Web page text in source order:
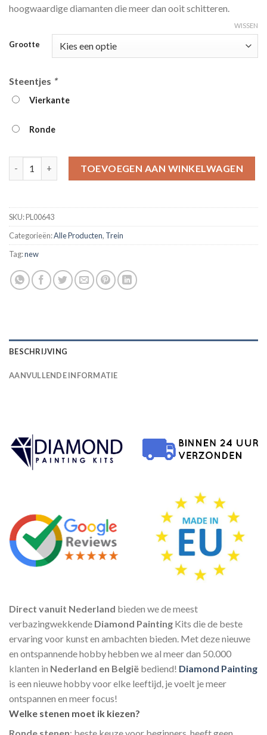
hoogwaardige diamanten die meer dan ooit schitteren.
Grootte
WISSEN
Steentjes *
Vierkante
Ronde
TOEVOEGEN AAN WINKELWAGEN
SKU:PL00643
Categorieën:Alle Producten, Trein
Tag:new
BESCHRIJVING
AANVULLENDE INFORMATIE
Direct vanuit Nederland bieden we de meest
verbazingwekkende Diamond Painting Kits die de beste
ervaring voor kunst en ambachten bieden. Met deze nieuwe
en ontspannende hobby hebben we al meer dan 50.000
klanten in Nederland en België bediend! Diamond Painting
is een nieuwe hobby voor elke leeftijd, je voelt je meer
ontspannen en meer focus!
Welke stenen moet ik kiezen?